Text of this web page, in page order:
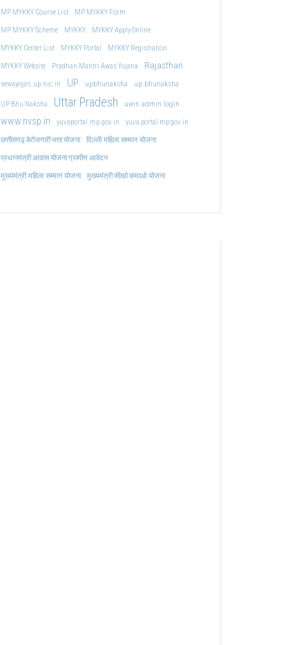
MP MYKKY Course List
MP MYKKY Form
MP MYKKY Scheme
MYKKY
MYKKY Apply Online
MYKKY Center List
MYKKY Portal
MYKKY Registration
MYKKY Website
Pradhan Mantri Awas Yojana Rajasthan
sewayojan.up.nic.in UP upbhunaksha up bhunaksha
UP Bhu Naksha Uttar Pradesh uwin admin login
www.nvsp.in yuvaportal.mp.gov.in
yuva portal mp gov.in
छत्तीसगढ़ बेरोजगारी भत्ता योजना
दिल्ली महिला सम्मान योजना
प्रधानमंत्री आवास योजना ग्रामीण आवेदन
मुख्यमंत्री महिला सम्मान योजना मुख्यमंत्री सीखो कमाओ योजना